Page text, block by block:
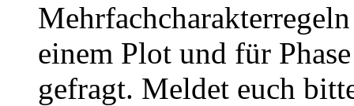
einem Plot und für
gefragt. Meldet euch